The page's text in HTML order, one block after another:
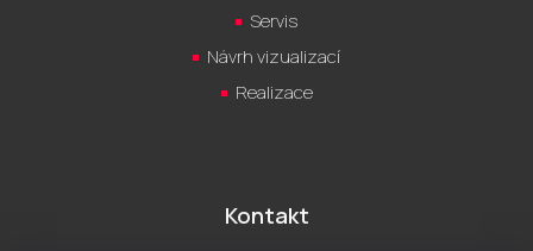
Servis
Návrh vizualizací
Realizace
Kontakt